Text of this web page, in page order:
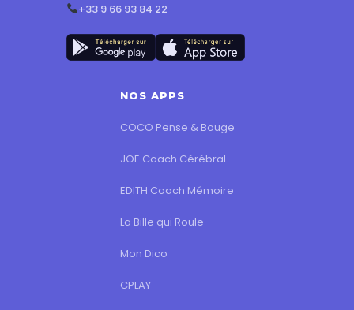
+33 9 66 93 84 22
NOS APPS
COCO Pense & Bouge
JOE Coach Cérébral
EDITH Coach Mémoire
La Bille qui Roule
Mon Dico
CPLAY